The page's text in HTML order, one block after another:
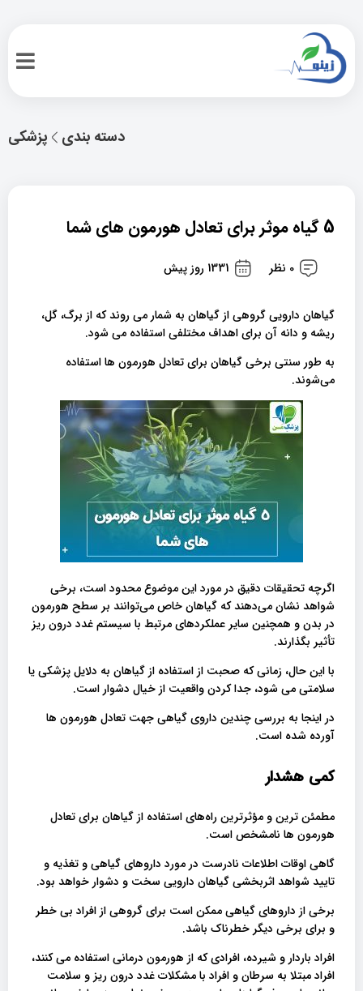
پزشکی دسته بندی
5 گیاه موثر برای تعادل هورمون های شما
0 نظر 1331 روز پیش
گیاهان دارویی گروهی از گیاهان به شمار می روند که از برگ، گل،
ریشه و دانه آن برای اهداف مختلفی استفاده می شود.
به طور سنتی برخی گیاهان برای تعادل هورمون ها استفاده
می‌شوند.
اگرچه تحقیقات دقیق در مورد این موضوع محدود است، برخی
شواهد نشان می‌دهند که گیاهان خاص می‌توانند بر سطح هورمون
در بدن و همچنین سایر عملکردهای مرتبط با سیستم غدد درون ریز
تأثیر بگذارند.
با این حال، زمانی که صحبت از استفاده از گیاهان به دلایل پزشکی یا
سلامتی می شود، جدا کردن واقعیت از خیال دشوار است.
در اینجا به بررسی چندین داروی گیاهی جهت تعادل هورمون ها
آورده شده است.
کمی هشدار
مطمئن ‌ترین و مؤثرترین راه‌های استفاده از گیاهان برای تعادل
هورمون‌ ها نامشخص است.
گاهی اوقات اطلاعات نادرست در مورد داروهای گیاهی و تغذیه و
تایید شواهد اثربخشی گیاهان دارویی سخت و دشوار خواهد بود.
برخی از داروهای گیاهی ممکن است برای گروهی از افراد بی خطر
و برای برخی دیگر خطرناک باشد.
افراد باردار و شیرده، افرادی که از هورمون درمانی استفاده می کنند،
افراد مبتلا به سرطان و افراد با مشکلات غدد درون ریز و سلامت